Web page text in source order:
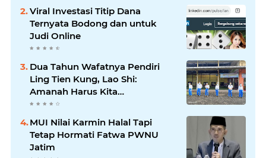
Viral Investasi Titip Dana
Ternyata Bodong dan untuk
Judi Online
Dua Tahun Wafatnya Pendiri
Ling Tien Kung, Lao Shi:
Amanah Harus Kita
Laksanakan!
MUI Nilai Karmin Halal Tapi
Tetap Hormati Fatwa PWNU
Jatim